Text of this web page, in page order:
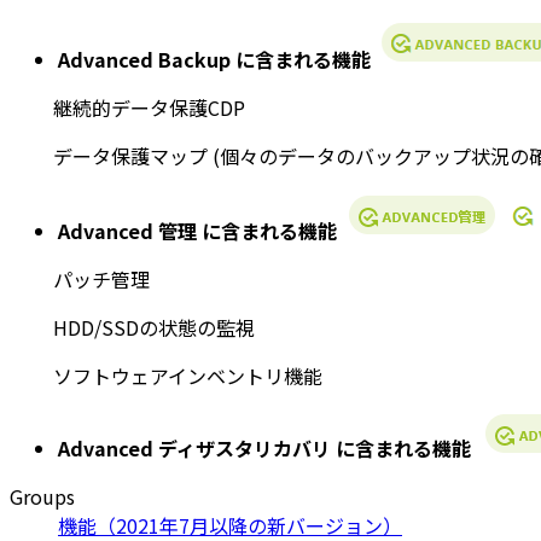
Advanced Backup に含まれる機能
継続的データ保護CDP
データ保護マップ (個々のデータのバックアップ状況の
Advanced 管理 に含まれる機能
パッチ管理
HDD/SSDの状態の監視
ソフトウェアインベントリ機能
Advanced ディザスタリカバリ に含まれる機能
Groups
機能（2021年7月以降の新バージョン）